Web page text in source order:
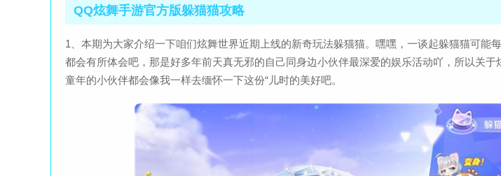
QQ炫舞手游官方版躲猫猫攻略
1、本期为大家介绍一下咱们炫舞世界近期上线的新奇玩法躲猫猫。嘿嘿，一谈起躲猫猫可能
都会有所体会吧，那是好多年前天真无邪的自己同身边小伙伴最深爱的娱乐活动吖，所以关于
童年的小伙伴都会像我一样去缅怀一下这份“儿时的美好吧。